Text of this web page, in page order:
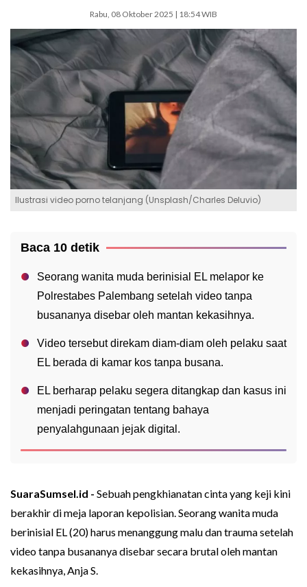
Rabu, 08 Oktober 2025 | 18:54 WIB
Ilustrasi video porno telanjang (Unsplash/Charles Deluvio)
Baca 10 detik
Seorang wanita muda berinisial EL melapor ke
Polrestabes Palembang setelah video tanpa
busananya disebar oleh mantan kekasihnya.
Video tersebut direkam diam-diam oleh pelaku saat
EL berada di kamar kos tanpa busana.
EL berharap pelaku segera ditangkap dan kasus ini
menjadi peringatan tentang bahaya
penyalahgunaan jejak digital.
SuaraSumsel.id - Sebuah pengkhianatan cinta yang keji kini
berakhir di meja laporan kepolisian. Seorang wanita muda
berinisial EL (20) harus menanggung malu dan trauma setelah
video tanpa busananya disebar secara brutal oleh mantan
kekasihnya, Anja S.